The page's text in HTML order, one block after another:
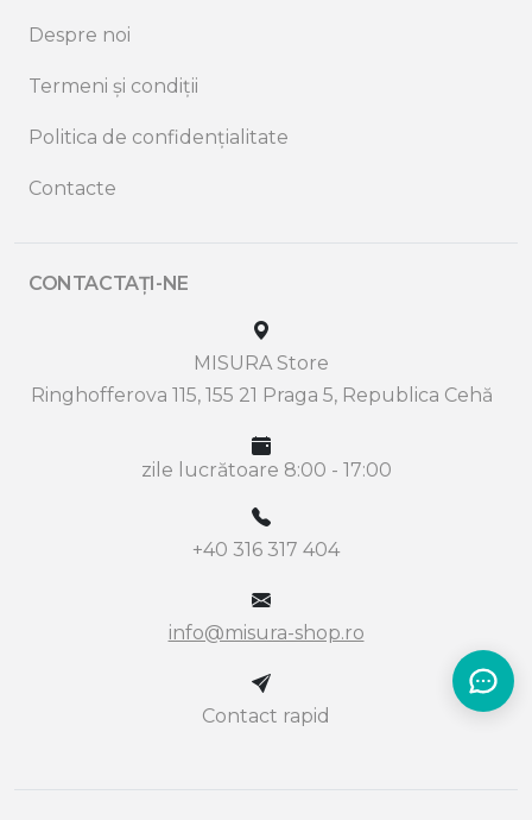
Despre noi
Termeni și condiții
Politica de confidențialitate
Contacte
CONTACTAȚI-NE
MISURA Store
Ringhofferova 115, 155 21 Praga 5, Republica Cehă
zile lucrătoare 8:00 - 17:00
+40 316 317 404
info@misura-shop.ro
Contact rapid